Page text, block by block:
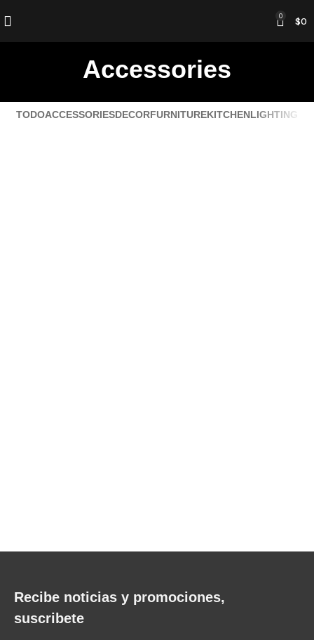
0 $0
Accessories
TODOACCESSORIESDECORFURNITUREKITCHENLIGHTING
Recibe noticias y promociones,
suscribete